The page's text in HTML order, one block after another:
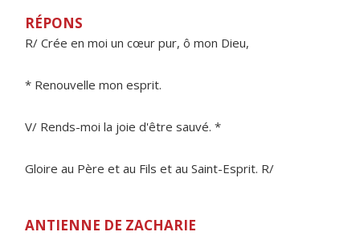
RÉPONS
R/ Crée en moi un cœur pur, ô mon Dieu,
* Renouvelle mon esprit.
V/ Rends-moi la joie d'être sauvé. *
Gloire au Père et au Fils et au Saint-Esprit. R/
ANTIENNE DE ZACHARIE